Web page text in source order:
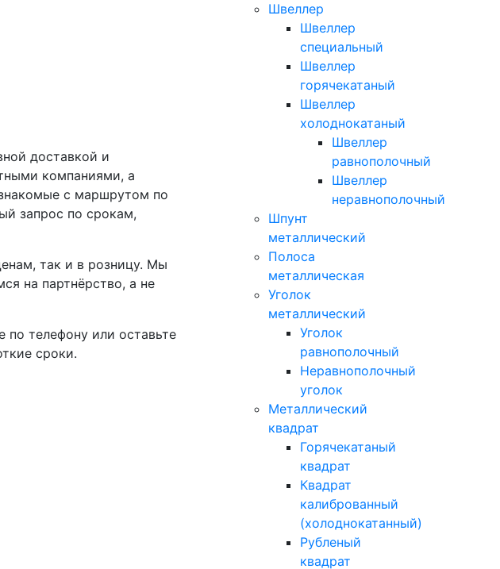
доставкой и
компаниями, а
с маршрутом по
запрос по срокам,
так и в розницу. Мы
на партнёрство, а не
по телефону или оставьте
сроки.
Швеллер
Швеллер
специальный
Швеллер
горячекатаный
Швеллер
холоднокатаный
Швеллер
равнополочный
Швеллер
неравнополочный
Шпунт
металлический
Полоса
металлическая
Уголок
металлический
Уголок
равнополочный
Неравнополочный
уголок
Металлический
квадрат
Горячекатаный
квадрат
Квадрат
калиброванный
(холоднокатанный)
Рубленый
квадрат